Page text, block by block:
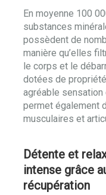
En moyenne 100
substances
possèdent de
manière qu’elles
le corps et le
dotées de
agréable sensation
permet également
musculaires et
Détente et
intense grâce
récupération